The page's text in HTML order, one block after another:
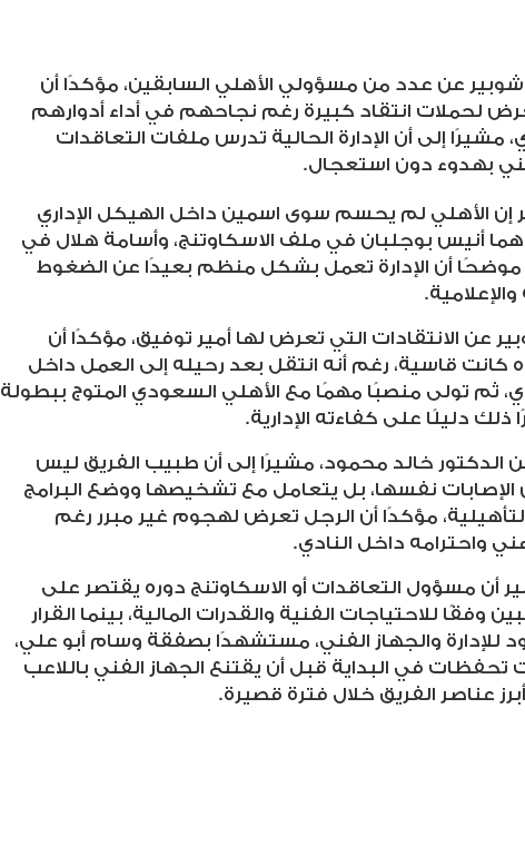
عن عدد من مسؤولي الأهلي السابقين، مؤكدًا أن
لحملات انتقاد كبيرة رغم نجاحهم في أداء أدوارهم
مشيرًا إلى أن الإدارة الحالية تدرس ملفات التعاقدات
بهدوء دون استعجال.
إن الأهلي لم يحسم سوى اسمين داخل الهيكل الإداري
أنيس بوجلبان في ملف الاسكاوتنج، وأسامة هلال في
موضحًا أن الإدارة تعمل بشكل منظم بعيدًا عن الضغوط
.
عن الانتقادات التي تعرض لها أمير توفيق، مؤكدًا أن
كانت قاسية، رغم أنه انتقل بعد رحيله إلى العمل داخل
ثم تولى منصبًا مهمًا مع الأهلي السعودي المتوج ببطولة
ذلك دليلًا على كفاءته الإدارية.
الدكتور خالد محمود، مشيرًا إلى أن طبيب الفريق ليس
نفسها، بل يتعامل مع تشخيصها ووضع البرامج
مؤكدًا أن الرجل تعرض لهجوم غير مبرر رغم
واحترامه داخل النادي.
أن مسؤول التعاقدات أو الاسكاوتنج دوره يقتصر على
وفقًا للاحتياجات الفنية والقدرات المالية، بينما القرار
للإدارة والجهاز الفني، مستشهدًا بصفقة وسام أبو علي،
تحفظات في البداية قبل أن يقتنع الجهاز الفني باللاعب
عناصر الفريق خلال فترة قصيرة.